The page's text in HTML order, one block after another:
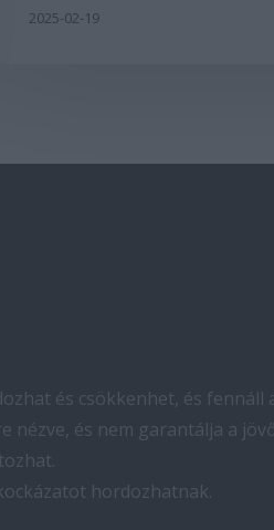
2025-02-19
és csökkenhet, és fennáll
nézve, és nem garantálja a
hordozhatnak.